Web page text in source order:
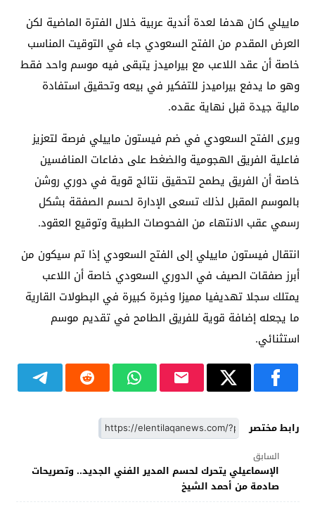
ماييلي كان هدفا لعدة أندية عربية خلال الفترة الماضية لكن
العرض المقدم من الفتح السعودي جاء في التوقيت المناسب
خاصة أن عقد اللاعب مع بيراميدز يتبقى فيه موسم واحد فقط
وهو ما يدفع بيراميدز للتفكير في بيعه وتحقيق استفادة
مالية جيدة قبل نهاية عقده.
ويرى الفتح السعودي في ضم فيستون ماييلي فرصة لتعزيز
فاعلية الفريق الهجومية والضغط على دفاعات المنافسين
خاصة أن الفريق يطمح لتحقيق نتائج قوية في دوري روشن
بالموسم المقبل لذلك تسعى الإدارة لحسم الصفقة بشكل
رسمي عقب الانتهاء من الفحوصات الطبية وتوقيع العقود.
انتقال فيستون ماييلي إلى الفتح السعودي إذا تم سيكون من
أبرز صفقات الصيف في الدوري السعودي خاصة أن اللاعب
يمتلك سجلا تهديفيا مميزا وخبرة كبيرة في البطولات القارية
ما يجعله إضافة قوية للفريق الطامح في تقديم موسم
استثنائي.
رابط مختصر
السابق
الإسماعيلي يتحرك لحسم المدير الفني الجديد.. وتصريحات
صادمة من أحمد الشيخ